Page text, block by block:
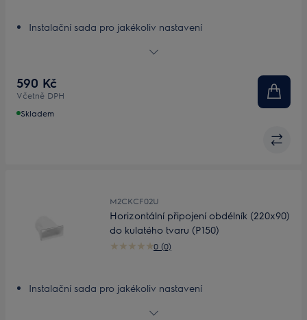
Instalační sada pro jakékoliv nastavení
590 Kč
Včetně DPH
Skladem
M2CKCF02U
0 (0)
Horizontální připojení obdélník (220x90)
do kulatého tvaru (P150)
Instalační sada pro jakékoliv nastavení